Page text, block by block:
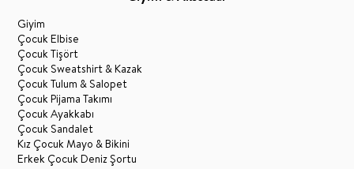
Giyim
Çocuk Elbise
Çocuk Tişört
Çocuk Sweatshirt & Kazak
Çocuk Tulum & Salopet
Çocuk Pijama Takımı
Çocuk Ayakkabı
Çocuk Sandalet
Kız Çocuk Mayo & Bikini
Erkek Çocuk Deniz Şortu